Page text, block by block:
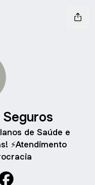
de Saúde e
⚡Atendimento